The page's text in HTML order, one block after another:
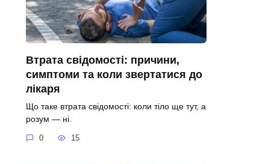
Втрата свідомості: причини,
симптоми та коли звертатися до
лікаря
Що таке втрата свідомості: коли тіло ще тут, а
розум — ні.
0 15